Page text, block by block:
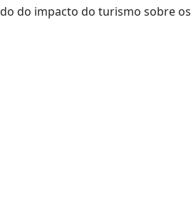
do impacto do turismo sobre os